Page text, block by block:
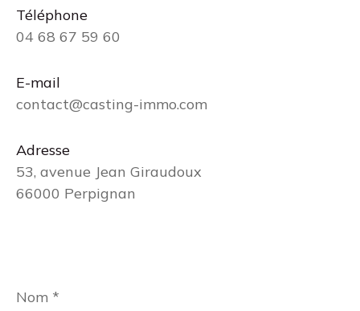
Téléphone
04 68 67 59 60
E-mail
contact@casting-immo.com
Adresse
53, avenue Jean Giraudoux
66000 Perpignan
*